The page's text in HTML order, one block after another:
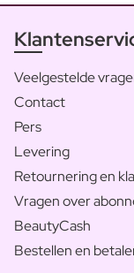
Veelgestelde
Contact
Pers
Levering
Retournering en
Vragen over
BeautyCash
Bestellen en